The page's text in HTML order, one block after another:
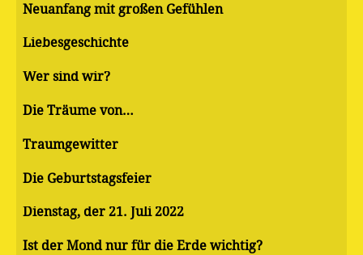
Neuanfang mit großen Gefühlen
Liebesgeschichte
Wer sind wir?
Die Träume von…
Traumgewitter
Die Geburtstagsfeier
Dienstag, der 21. Juli 2022
Ist der Mond nur für die Erde wichtig?